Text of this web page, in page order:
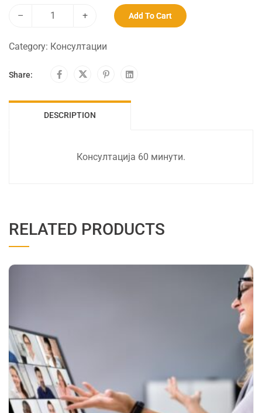
– + Add To Cart
Category: Консултации
Share:
DESCRIPTION
Консултација 60 минути.
RELATED PRODUCTS